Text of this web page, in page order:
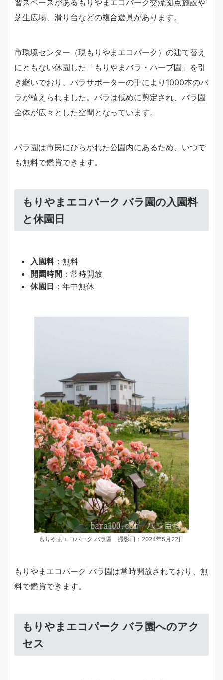
習スペースがあるもりやまエコパーク交流拠点施設や
芝生広場、滑り台などの複合遊具があります。
市環境センター（現もりやまエコパーク）の建て替え
にともない休園した「もりやまバラ・ハーブ園」を引
き継いでおり、バラサポーターの手により1000本のバ
ラが植えられました。バラは低めに剪定され、バラ園
全体が広々とした空間となっています。
バラ園は市民にひらかれた公園内にあるため、いつで
も無料で鑑賞できます。
もりやまエコパーク バラ園の入園料
と休園日
入園料：無料
開園時間 ：常時開放
休園日 ：年中無休
もりやまエコパーク バラ園 撮影日：2024年5月22日
もりやまエコパーク バラ園は常時開放されており、無
料で鑑賞できます。
もりやまエコパーク バラ園へのアク
セス